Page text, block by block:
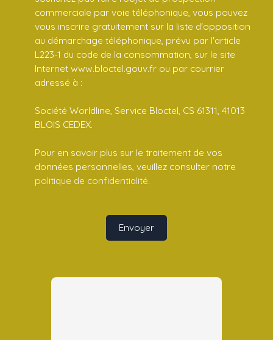
commerciale par voie téléphonique, vous pouvez
vous inscrire gratuitement sur la liste d'opposition
au démarchage téléphonique, prévu par l'article
L223-1 du code de la consommation, sur le site
Internet www.bloctel.gouv.fr ou par courrier
adressé à :
Société Worldline, Service Bloctel, CS 61311, 41013
BLOIS CEDEX.
Pour en savoir plus sur le traitement de vos
données personnelles, veuillez consulter notre
politique de confidentialité.
Envoyer